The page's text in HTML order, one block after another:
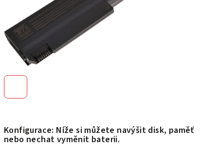
Konfigurace: Níže si můžete navýšit disk, paměť
nebo nechat vyměnit baterii.